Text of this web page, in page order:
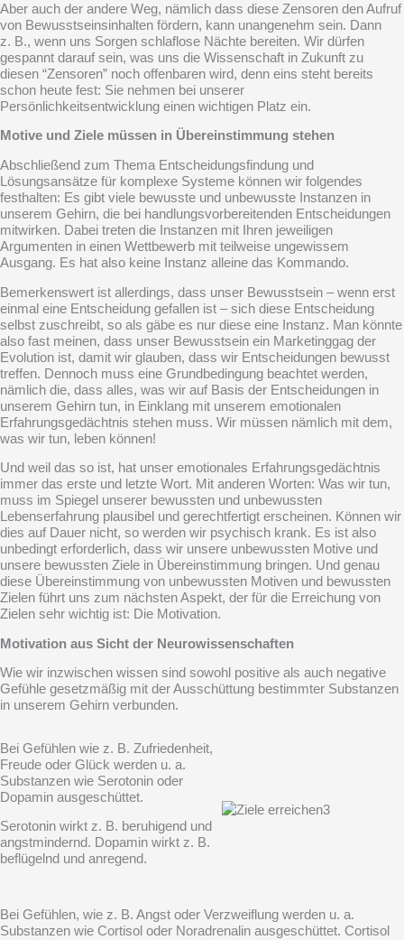
Aber auch der andere Weg, nämlich dass diese Zensoren den Aufruf
von Bewusstseinsinhalten fördern, kann unangenehm sein. Dann
z. B., wenn uns Sorgen schlaflose Nächte bereiten. Wir dürfen
gespannt darauf sein, was uns die Wissenschaft in Zukunft zu
diesen “Zensoren” noch offenbaren wird, denn eins steht bereits
schon heute fest: Sie nehmen bei unserer
Persönlichkeitsentwicklung einen wichtigen Platz ein.
Motive und Ziele müssen in Übereinstimmung stehen
Abschließend zum Thema Entscheidungsfindung und
Lösungsansätze für komplexe Systeme können wir folgendes
festhalten: Es gibt viele bewusste und unbewusste Instanzen in
unserem Gehirn, die bei handlungsvorbereitenden Entscheidungen
mitwirken. Dabei treten die Instanzen mit Ihren jeweiligen
Argumenten in einen Wettbewerb mit teilweise ungewissem
Ausgang. Es hat also keine Instanz alleine das Kommando.
Bemerkenswert ist allerdings, dass unser Bewusstsein – wenn erst
einmal eine Entscheidung gefallen ist – sich diese Entscheidung
selbst zuschreibt, so als gäbe es nur diese eine Instanz. Man könnte
also fast meinen, dass unser Bewusstsein ein Marketinggag der
Evolution ist, damit wir glauben, dass wir Entscheidungen bewusst
treffen. Dennoch muss eine Grundbedingung beachtet werden,
nämlich die, dass alles, was wir auf Basis der Entscheidungen in
unserem Gehirn tun, in Einklang mit unserem emotionalen
Erfahrungsgedächtnis stehen muss. Wir müssen nämlich mit dem,
was wir tun, leben können!
Und weil das so ist, hat unser emotionales Erfahrungsgedächtnis
immer das erste und letzte Wort. Mit anderen Worten: Was wir tun,
muss im Spiegel unserer bewussten und unbewussten
Lebenserfahrung plausibel und gerechtfertigt erscheinen. Können wir
dies auf Dauer nicht, so werden wir psychisch krank. Es ist also
unbedingt erforderlich, dass wir unsere unbewussten Motive und
unsere bewussten Ziele in Übereinstimmung bringen. Und genau
diese Übereinstimmung von unbewussten Motiven und bewussten
Zielen führt uns zum nächsten Aspekt, der für die Erreichung von
Zielen sehr wichtig ist: Die Motivation.
Motivation aus Sicht der Neurowissenschaften
Wie wir inzwischen wissen sind sowohl positive als auch negative
Gefühle gesetzmäßig mit der Ausschüttung bestimmter Substanzen
in unserem Gehirn verbunden.
Bei Gefühlen wie z. B. Zufriedenheit,
Freude oder Glück werden u. a.
Substanzen wie Serotonin oder
Dopamin ausgeschüttet.
Serotonin wirkt z. B. beruhigend und
angstmindernd. Dopamin wirkt z. B.
beflügelnd und anregend.
Bei Gefühlen, wie z. B. Angst oder Verzweiflung werden u. a.
Substanzen wie Cortisol oder Noradrenalin ausgeschüttet. Cortisol